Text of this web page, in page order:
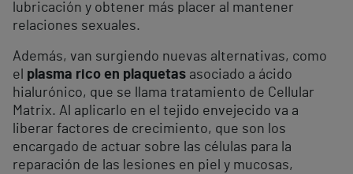
lubricación y obtener más placer al mantener
relaciones sexuales.
Además, van surgiendo nuevas alternativas, como
el plasma rico en plaquetas asociado a ácido
hialurónico, que se llama tratamiento de Cellular
Matrix. Al aplicarlo en el tejido envejecido va a
liberar factores de crecimiento, que son los
encargado de actuar sobre las células para la
reparación de las lesiones en piel y mucosas,